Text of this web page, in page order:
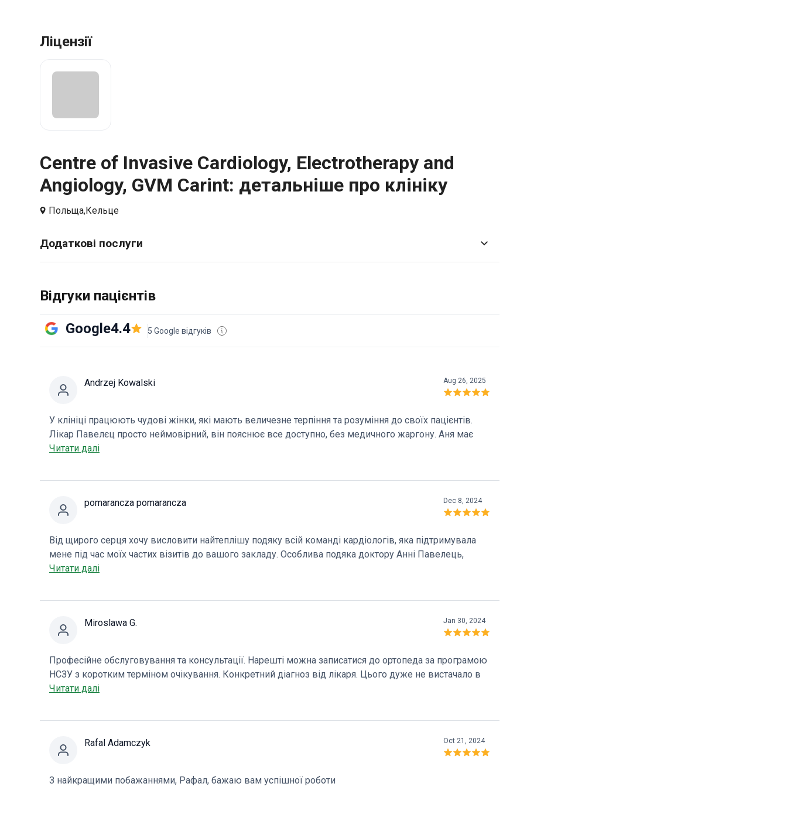
Ліцензії
Centre of Invasive Cardiology, Electrotherapy and
Angiology, GVM Carint: детальніше про клініку
Польща,Кельце
Додаткові послуги
Відгуки пацієнтів
Google4.4 5 Google відгуків
Andrzej Kowalski Aug 26, 2025
У клініці працюють чудові жінки, які мають величезне терпіння та розуміння до своїх пацієнтів.
Лікар Павелєц просто неймовірний, він пояснює все доступно, без медичного жаргону. Аня має
неймовірні знання про клініку та її пацієнтів. Жінка в процедурному кабінеті дбайливо і безболісно
Читати далі
pomarancza pomarancza Dec 8, 2024
Від щирого серця хочу висловити найтеплішу подяку всій команді кардіологів, яка підтримувала
мене під час моїх частих візитів до вашого закладу. Особлива подяка доктору Анні Павелець,
доктору Янушу Пазя та медсестрі Анні Закржевській за їхнє терпіння, сердечність та
Читати далі
Miroslawa G. Jan 30, 2024
Професійне обслуговування та консультації. Нарешті можна записатися до ортопеда за програмою
НСЗУ з коротким терміном очікування. Конкретний діагноз від лікаря. Цього дуже не вистачало в
нашому місті!
Читати далі
Rafal Adamczyk Oct 21, 2024
З найкращими побажаннями, Рафал, бажаю вам успішної роботи